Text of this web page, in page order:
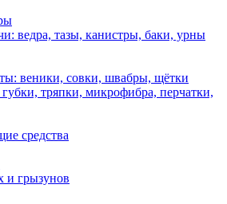
ведра, тазы, канистры, баки, урны
веники, совки, швабры, щётки
тряпки, микрофибра, перчатки,
средства
и грызунов